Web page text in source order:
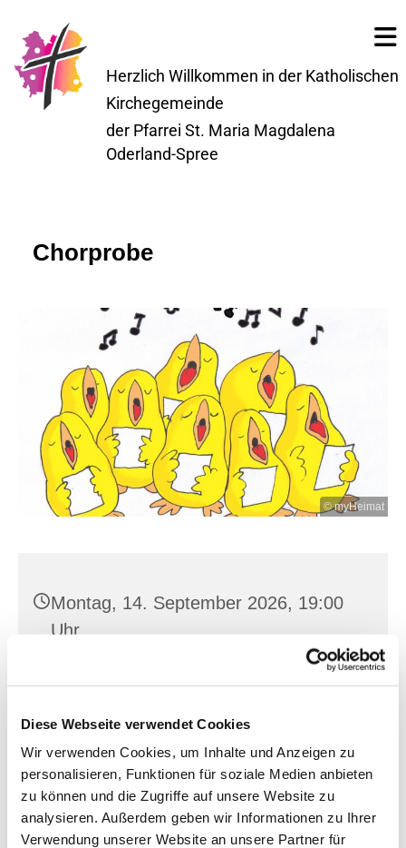
Diese Webseite verwendet Cookies
Wir verwenden Cookies, um Inhalte und Anzeigen zu
personalisieren, Funktionen für soziale Medien anbieten
zu können und die Zugriffe auf unsere Website zu
analysieren. Außerdem geben wir Informationen zu Ihrer
Verwendung unserer Website an unsere Partner für
Herzlich Willkommen in der Katholischen
Kirchegemeinde
der Pfarrei St. Maria Magdalena
Oderland-Spree
Chorprobe
© myHeimat
Montag, 14. September 2026, 19:00
Uhr
St. Joh. Baptist, Seilerplatz 2, 15517